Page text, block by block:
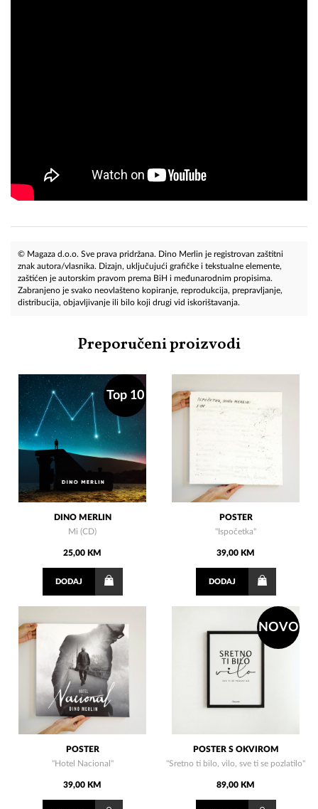
© Magaza d.o.o. Sve prava pridržana. Dino Merlin je registrovan zaštitni
znak autora/vlasnika. Dizajn, uključujući grafičke i tekstualne elemente,
zaštićen je autorskim pravom prema BiH i međunarodnim propisima.
Zabranjeno je svako neovlašteno kopiranje, reprodukcija, prepravljanje,
distribucija, objavljivanje ili bilo koji drugi vid iskorištavanja.
Preporučeni proizvodi
Top 10
DINO MERLIN
Mi (CD)
25,00 KM
DODAJ
POSTER
''Ispočetka''
39,00 KM
DODAJ
POSTER
''Hotel Nacional''
39,00 KM
NOVO
POSTER S OKVIROM
"Sretno ti bilo, vilo, sve ti se pozlatilo"
89,00 KM